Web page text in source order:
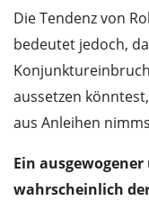
Die Tendenz von
bedeutet jedoch,
aussetzen
aus Anleihen
Ein
wahrscheinlich